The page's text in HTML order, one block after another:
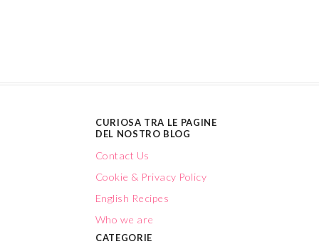
CURIOSA TRA LE PAGINE
DEL NOSTRO BLOG
Contact Us
Cookie & Privacy Policy
English Recipes
Who we are
CATEGORIE